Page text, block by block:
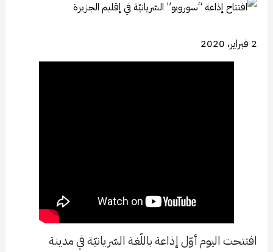
2 فبراير، 2020
افتتحت اليوم أوّل إذاعة باللّغة السّريانيّة في مدينة